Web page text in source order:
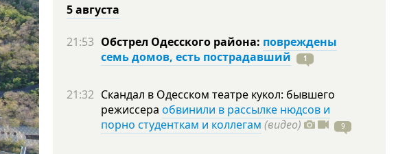
5 августа
21:53 Обстрел Одесского района: повреждены
семь домов, есть пострадавший
1
21:32 Скандал в Одесском театре кукол: бывшего
режиссера обвинили в рассылке нюдсов и
порно студенткам и коллегам (видео) 9